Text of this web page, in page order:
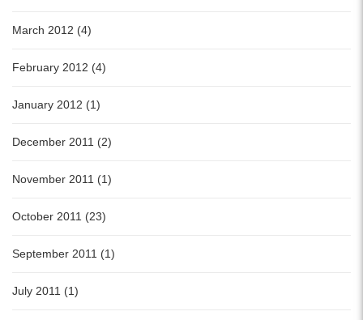
March 2012 (4)
February 2012 (4)
January 2012 (1)
December 2011 (2)
November 2011 (1)
October 2011 (23)
September 2011 (1)
July 2011 (1)